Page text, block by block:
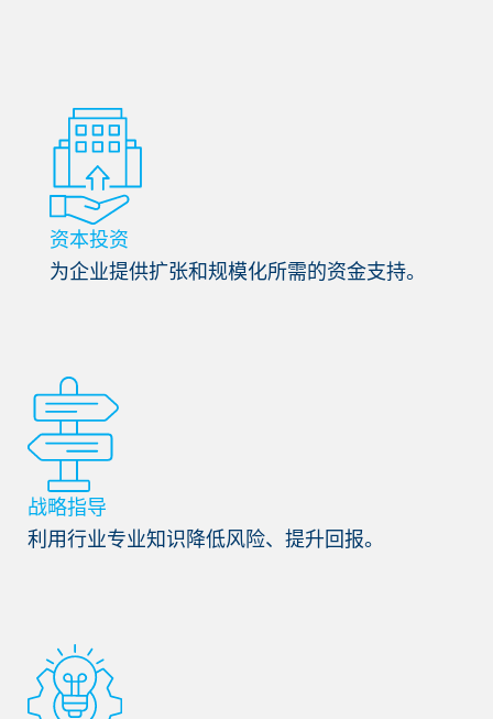
资本投资
为企业提供扩张和规模化所需的资金支持。
战略指导
利用行业专业知识降低风险、提升回报。